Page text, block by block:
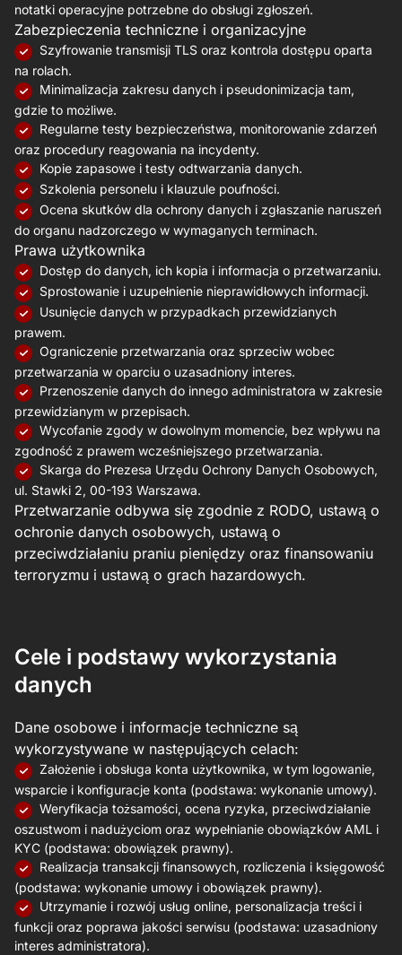
notatki operacyjne potrzebne do obsługi zgłoszeń.
Zabezpieczenia techniczne i organizacyjne
Szyfrowanie transmisji TLS oraz kontrola dostępu oparta
na rolach.
Minimalizacja zakresu danych i pseudonimizacja tam,
gdzie to możliwe.
Regularne testy bezpieczeństwa, monitorowanie zdarzeń
oraz procedury reagowania na incydenty.
Kopie zapasowe i testy odtwarzania danych.
Szkolenia personelu i klauzule poufności.
Ocena skutków dla ochrony danych i zgłaszanie naruszeń
do organu nadzorczego w wymaganych terminach.
Prawa użytkownika
Dostęp do danych, ich kopia i informacja o przetwarzaniu.
Sprostowanie i uzupełnienie nieprawidłowych informacji.
Usunięcie danych w przypadkach przewidzianych
prawem.
Ograniczenie przetwarzania oraz sprzeciw wobec
przetwarzania w oparciu o uzasadniony interes.
Przenoszenie danych do innego administratora w zakresie
przewidzianym w przepisach.
Wycofanie zgody w dowolnym momencie, bez wpływu na
zgodność z prawem wcześniejszego przetwarzania.
Skarga do Prezesa Urzędu Ochrony Danych Osobowych,
ul. Stawki 2, 00-193 Warszawa.
Przetwarzanie odbywa się zgodnie z RODO, ustawą o
ochronie danych osobowych, ustawą o
przeciwdziałaniu praniu pieniędzy oraz finansowaniu
terroryzmu i ustawą o grach hazardowych.
Cele i podstawy wykorzystania
danych
Dane osobowe i informacje techniczne są
wykorzystywane w następujących celach:
Założenie i obsługa konta użytkownika, w tym logowanie,
wsparcie i konfiguracje konta (podstawa: wykonanie umowy).
Weryfikacja tożsamości, ocena ryzyka, przeciwdziałanie
oszustwom i nadużyciom oraz wypełnianie obowiązków AML i
KYC (podstawa: obowiązek prawny).
Realizacja transakcji finansowych, rozliczenia i księgowość
(podstawa: wykonanie umowy i obowiązek prawny).
Utrzymanie i rozwój usług online, personalizacja treści i
funkcji oraz poprawa jakości serwisu (podstawa: uzasadniony
interes administratora).